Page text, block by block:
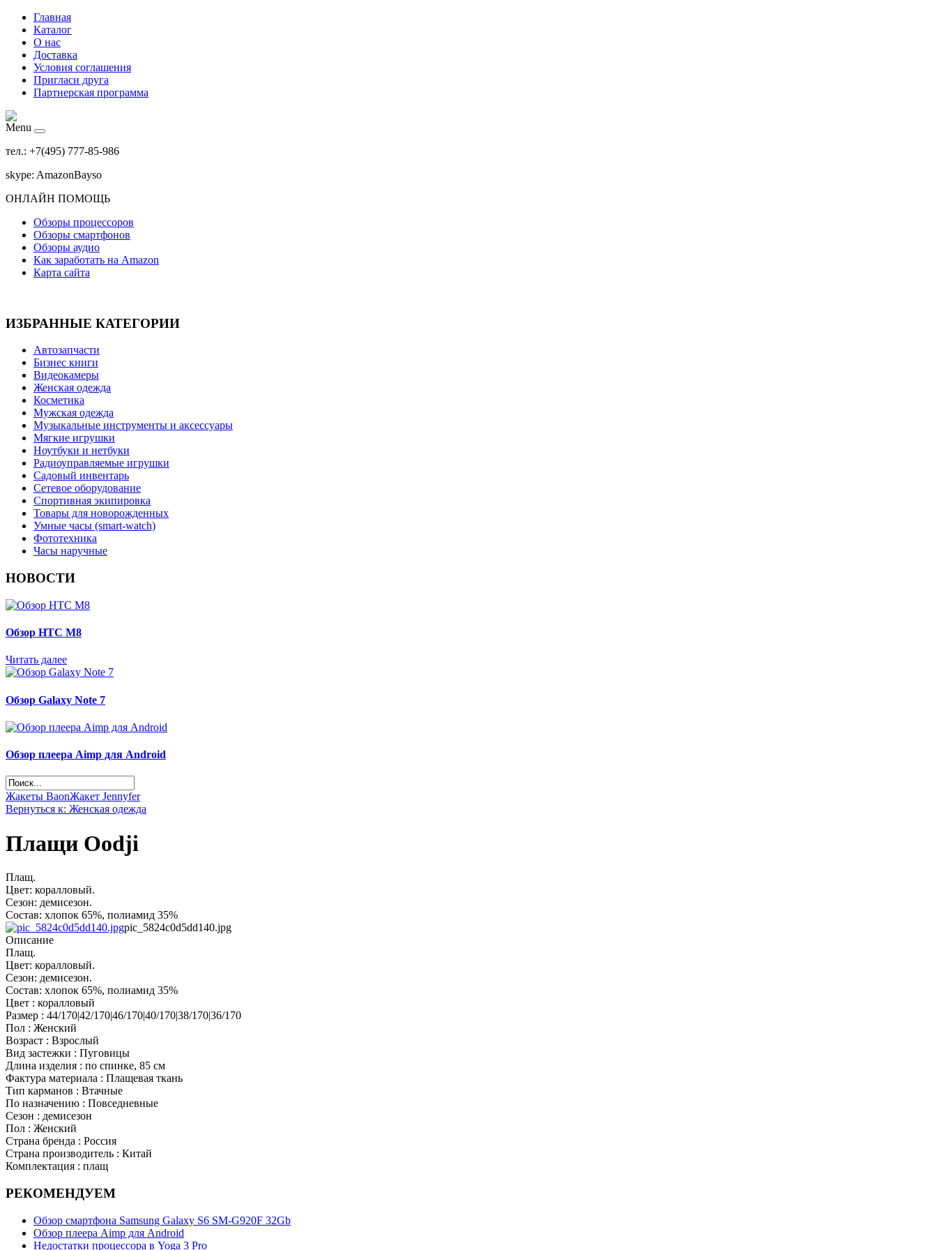
Главная
Каталог
О нас
Доставка
Условия соглашения
Пригласи друга
Партнерская программа
Menu
тел.: +7(495) 777-85-986
skype: AmazonBayso
ОНЛАЙН ПОМОЩЬ
Обзоры процессоров
Обзоры смартфонов
Обзоры аудио
Как заработать на Amazon
Карта сайта
ИЗБРАННЫЕ КАТЕГОРИИ
Автозапчасти
Бизнес книги
Видеокамеры
Женская одежда
Косметика
Мужская одежда
Музыкальные инструменты и аксессуары
Мягкие игрушки
Ноутбуки и нетбуки
Радиоуправляемые игрушки
Садовый инвентарь
Сетевое оборудование
Спортивная экипировка
Товары для новорожденных
Умные часы (smart-watch)
Фототехника
Часы наручные
НОВОСТИ
Обзор НТС М8
Читать далее
Обзор Galaxy Note 7
Обзор плеера Aimp для Android
Жакеты BaonЖакет Jennyfer
Вернуться к: Женская одежда
Плащи Oodji
Плащ.
Цвет: коралловый.
Сезон: демисезон.
Состав: хлопок 65%, полиамид 35%
pic_5824c0d5dd140.jpg
Описание
Плащ.
Цвет: коралловый.
Сезон: демисезон.
Состав: хлопок 65%, полиамид 35%
Цвет : коралловый
Размер : 44/170|42/170|46/170|40/170|38/170|36/170
Пол : Женский
Возраст : Взрослый
Вид застежки : Пуговицы
Длина изделия : по спинке, 85 см
Фактура материала : Плащевая ткань
Тип карманов : Втачные
По назначению : Повседневные
Сезон : демисезон
Пол : Женский
Страна бренда : Россия
Страна производитель : Китай
Комплектация : плащ
РЕКОМЕНДУЕМ
Обзор смартфона Samsung Galaxy S6 SM-G920F 32Gb
Обзор плеера Aimp для Android
Недостатки процессора в Yoga 3 Pro